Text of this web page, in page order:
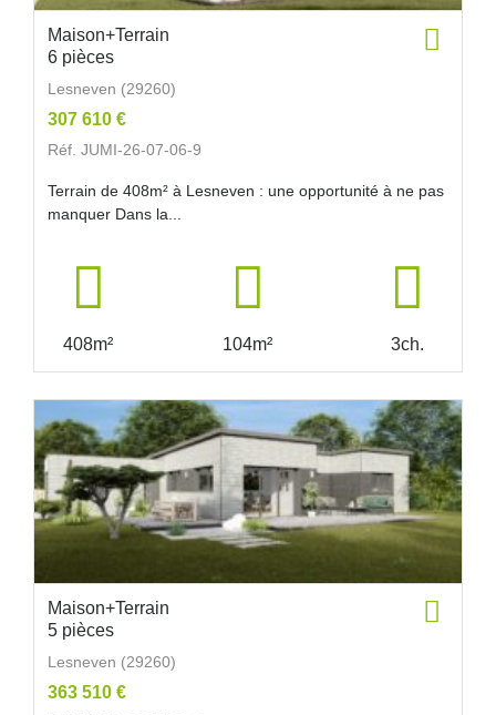
Maison+Terrain
6 pièces
Lesneven (29260)
307 610 €
Réf. JUMI-26-07-06-9
Terrain de 408m² à Lesneven : une opportunité à ne pas
manquer Dans la...
408m² 104m² 3ch.
Maison+Terrain
5 pièces
Lesneven (29260)
363 510 €